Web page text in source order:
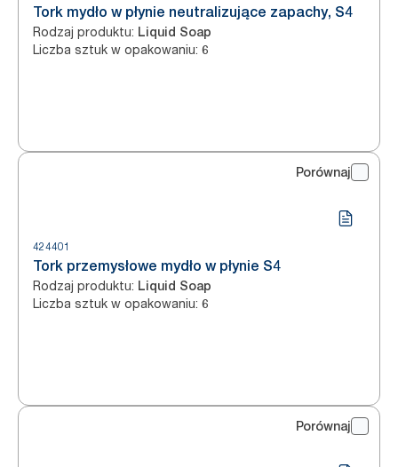
Tork mydło w płynie neutralizujące zapachy, S4
Rodzaj produktu: Liquid Soap
Liczba sztuk w opakowaniu: 6
Porównaj
424401
Tork przemysłowe mydło w płynie S4
Rodzaj produktu: Liquid Soap
Liczba sztuk w opakowaniu: 6
Porównaj